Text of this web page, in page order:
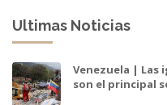
Ultimas Noticias
Venezuela | Las
son el principal